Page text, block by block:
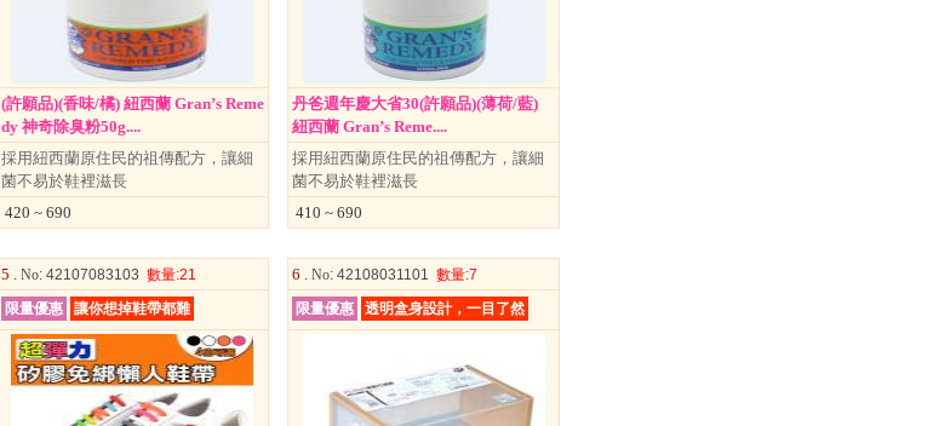
(許願品)(香味/橘) 紐西蘭 Gran’s Reme
dy 神奇除臭粉50g....
採用紐西蘭原住民的祖傳配方，讓細
菌不易於鞋裡滋長
420 ~ 690
丹爸週年慶大省30(許願品)(薄荷/藍)
紐西蘭 Gran’s Reme....
採用紐西蘭原住民的祖傳配方，讓細
菌不易於鞋裡滋長
410 ~ 690
5 .No: 42107083103 數量:21
限量優惠
讓你想掉鞋帶都難
6 . No: 42108031101 數量:7
限量優惠
透明盒身設計，一目了然